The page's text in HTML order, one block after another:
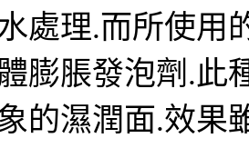
處理.而所使用
膨脹發泡劑 .此
的濕潤面.效果